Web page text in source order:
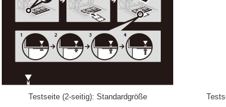
Testseite (2-seitig): Standardgröße